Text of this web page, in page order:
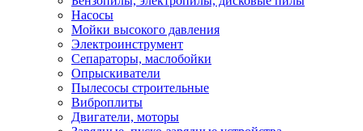
Насосы
Мойки высокого давления
Электроинструмент
Сепараторы, маслобойки
Опрыскиватели
Пылесосы строительные
Виброплиты
Двигатели, моторы